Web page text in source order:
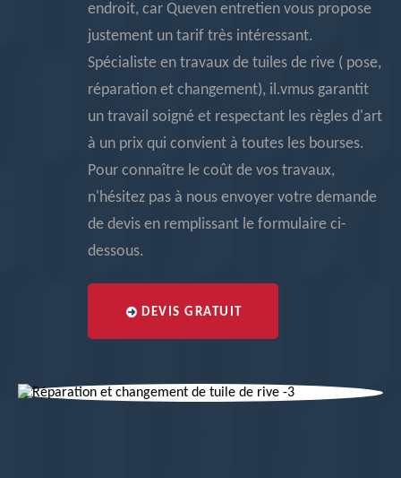
endroit, car Queven entretien vous propose
justement un tarif très intéressant.
Spécialiste en travaux de tuiles de rive ( pose,
réparation et changement), il.vmus garantit
un travail soigné et respectant les règles d'art
à un prix qui convient à toutes les bourses.
Pour connaître le coût de vos travaux,
n'hésitez pas à nous envoyer votre demande
de devis en remplissant le formulaire ci-
dessous.
DEVIS GRATUIT